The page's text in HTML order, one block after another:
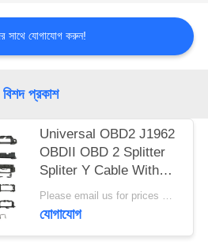
সাথে যোগাযোগ করুন!
বিশদ প্রকাশ
Universal OBD2 J1962
OBDII OBD 2 Splitter
Spliter Y Cable With
Multi Mounting
Brackets for All Car
Please email us for prices MOQ:১০০ পিসি
যোগাযোগ